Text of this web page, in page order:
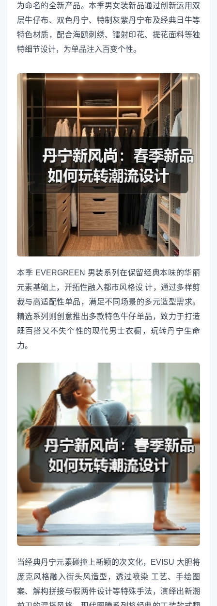
为命名的全新产品。本季男女装新品通过创新运用双
层牛仔布、双色丹宁、特制灰紫丹宁布及经典日牛等
特色材质，配合海鸥刺绣、镭射印花、提花面料等独
特细节设计，为单品注入百变个性。
本季 EVERGREEN 男装系列在保留经典本味的华丽
元素基础上，开拓性融入都市风格设 计，通过多样剪
裁与高适配性单品，满足不同场景的多元造型需求。
精选系列则创意推出多款特色牛仔单品，致力于打造
既百搭又不失个性的现代男士衣橱，玩转丹宁生命
力。
当经典丹宁元素碰撞上新颖的次文化，EVISU 大胆将
庞克风格融入街头风造型，透过喷染 工艺、手绘图
案、解构拼接与假两件设计等特殊手法，演绎出新潮